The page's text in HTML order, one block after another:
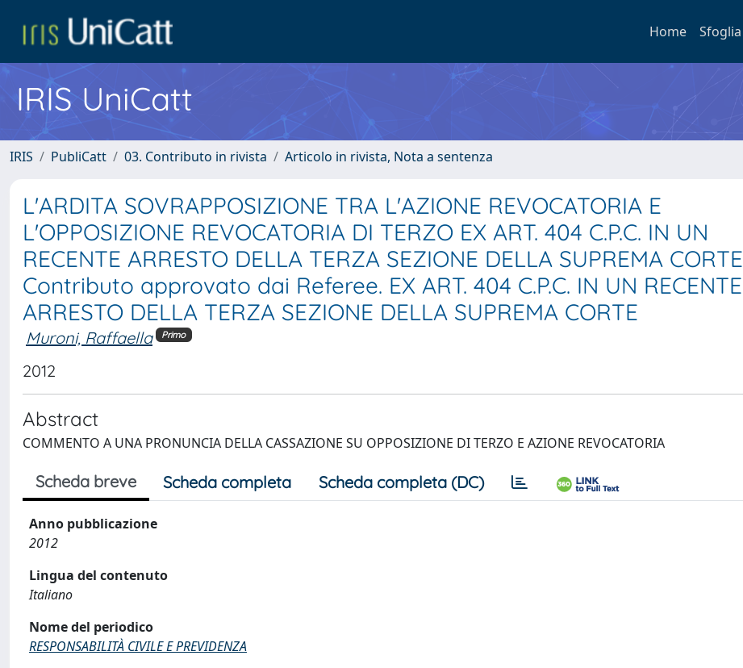
Home Sfoglia
IRIS UniCatt
IRIS PubliCatt 03. Contributo in rivista Articolo in rivista, Nota a sentenza
L'ARDITA SOVRAPPOSIZIONE TRA L'AZIONE REVOCATORIA E
L'OPPOSIZIONE REVOCATORIA DI TERZO EX ART. 404 C.P.C. IN UN
RECENTE ARRESTO DELLA TERZA SEZIONE DELLA SUPREMA CORTE
Contributo approvato dai Referee. EX ART. 404 C.P.C. IN UN RECENTE
ARRESTO DELLA TERZA SEZIONE DELLA SUPREMA CORTE
Muroni, Raffaella Primo
2012
Abstract
COMMENTO A UNA PRONUNCIA DELLA CASSAZIONE SU OPPOSIZIONE DI TERZO E AZIONE REVOCATORIA
Scheda breve Scheda completa Scheda completa (DC)
Anno pubblicazione
2012
Lingua del contenuto
Italiano
Nome del periodico
RESPONSABILITÀ CIVILE E PREVIDENZA